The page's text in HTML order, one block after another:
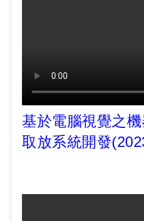
基於電腦視覺之
取放系統開發